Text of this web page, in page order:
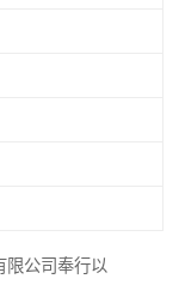
限公司奉行以